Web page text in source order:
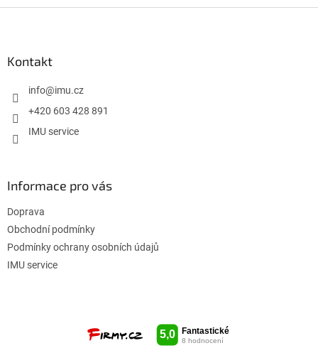
v
Kontakt
info@imu.cz
+420 603 428 891
IMU service
Informace pro vás
Doprava
Obchodní podmínky
Podmínky ochrany osobních údajů
IMU service